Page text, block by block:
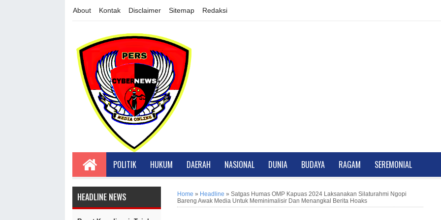
About Kontak Disclaimer Sitemap Redaksi
POLITIK HUKUM DAERAH NASIONAL DUNIA BUDAYA RAGAM SEREMONIAL
HEADLINE NEWS Home » Headline » Satgas Humas OMP Kapuas 2024 Laksanakan Silaturahmi Ngopi
Bareng Awak Media Untuk Meminimalisir Dan Menangkal Berita Hoaks